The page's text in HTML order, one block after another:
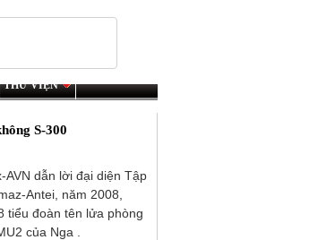
THƯ VIỆN
S-300
dẫn lời đại diện Tập
Antei, năm 2008,
tiểu đoàn tên lửa phòng
của Nga .